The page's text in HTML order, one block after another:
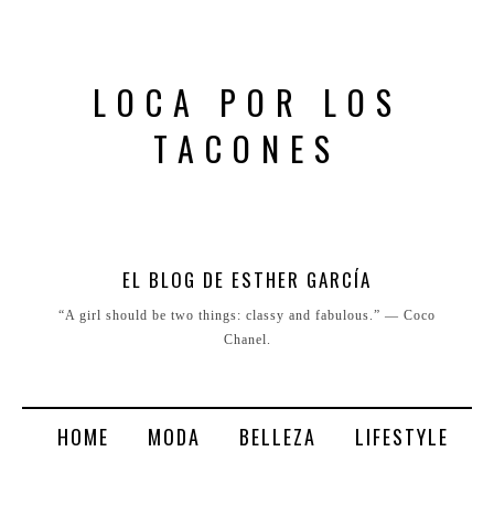
LOCA POR LOS
TACONES
EL BLOG DE ESTHER GARCÍA
“A girl should be two things: classy and fabulous.” ― Coco
Chanel.
HOME MODA BELLEZA LIFESTYLE